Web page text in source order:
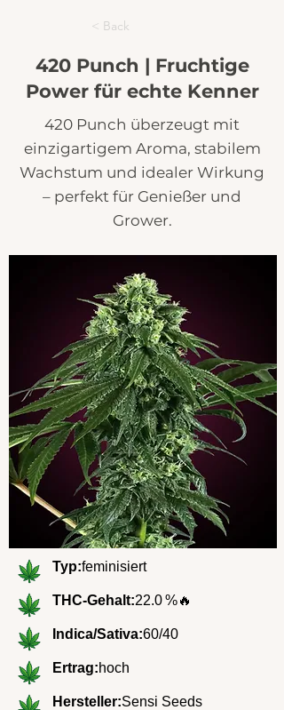
< Back
420 Punch | Fruchtige
Power für echte Kenner
420 Punch überzeugt mit
einzigartigem Aroma, stabilem
Wachstum und idealer Wirkung
– perfekt für Genießer und
Grower.
Typ:feminisiert
THC-Gehalt:22.0 %🔥
Indica/Sativa:60/40
Ertrag:hoch
Hersteller:Sensi Seeds